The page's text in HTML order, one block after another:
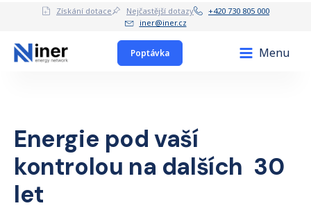
Získání dotace Nejčastější dotazy
+420 730 805 000
iner@iner.cz
Poptávka Menu
Energie pod vaší
kontrolou na dalších 30
let